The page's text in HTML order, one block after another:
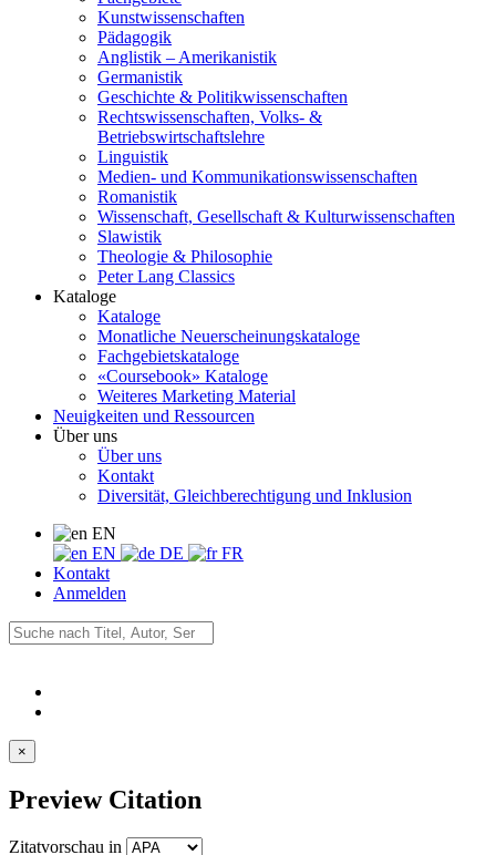
Kunstwissenschaften
Pädagogik
Anglistik – Amerikanistik
Germanistik
Geschichte & Politikwissenschaften
Rechtswissenschaften, Volks- &
Betriebswirtschaftslehre
Linguistik
Medien- und Kommunikationswissenschaften
Romanistik
Wissenschaft, Gesellschaft & Kulturwissenschaften
Slawistik
Theologie & Philosophie
Peter Lang Classics
Kataloge
Kataloge
Monatliche Neuerscheinungskataloge
Fachgebietskataloge
«Coursebook» Kataloge
Weiteres Marketing Material
Neuigkeiten und Ressourcen
Über uns
Über uns
Kontakt
Diversität, Gleichberechtigung und Inklusion
EN
EN
DE
FR
Kontakt
Anmelden